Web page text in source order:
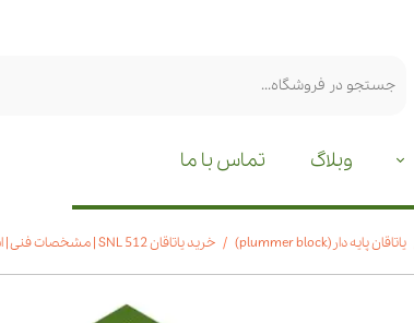
وبلاگ تماس با ما
یاتاقان پایه دار(plummer block) خرید یاتاقان SNL 512 | مشخصات فنی | استعلام قیمت